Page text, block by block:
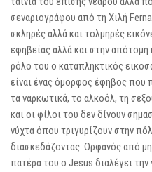
σεναριογράφου από τη Χιλή
σκληρές αλλά και τολμηρές
εφηβείας αλλά και στην
ρόλο του ο καταπληκτικός
είναι ένας όμορφος έφηβος που
τα ναρκωτικά, το αλκοόλ, τη
και οι φίλοι του δεν δίνουν
νύχτα όπου τριγυρίζουν στην
διασκεδάζοντας. Ορφανός από
πατέρα του ο Jesus διαλέγει